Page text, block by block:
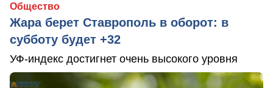
Общество
Жара берет Ставрополь в оборот: в
субботу будет +32
УФ-индекс достигнет очень высокого уровня